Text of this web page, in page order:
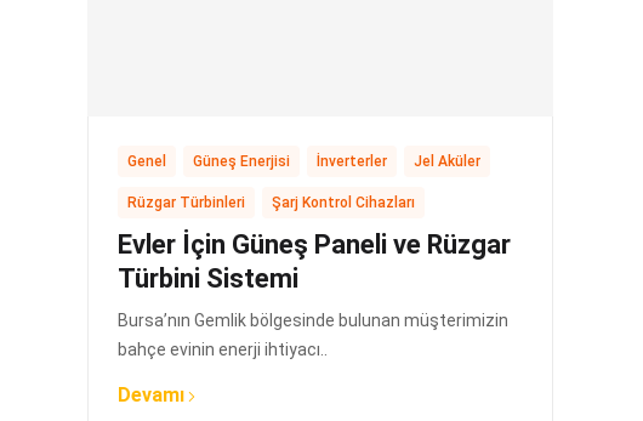
Genel Güneş Enerjisi İnverterler Jel Aküler
Rüzgar Türbinleri Şarj Kontrol Cihazları
Evler İçin Güneş Paneli ve Rüzgar
Türbini Sistemi
Bursa’nın Gemlik bölgesinde bulunan müşterimizin
bahçe evinin enerji ihtiyacı..
Devamı